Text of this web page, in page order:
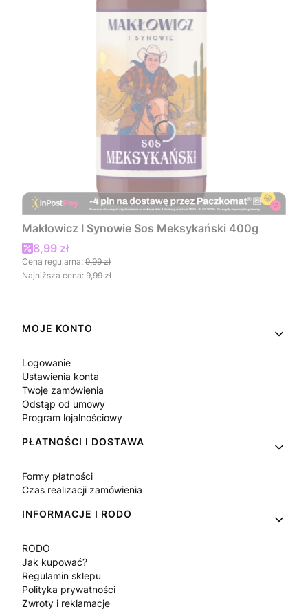
Makłowicz I Synowie Sos Meksykański 400g
Cena promocyjna
8,99 zł
Cena regularna: 9,99 zł
Najniższa cena: 9,99 zł
Linki w stopce
MOJE KONTO
Logowanie
Ustawienia konta
Twoje zamówienia
Odstąp od umowy
Program lojalnościowy
PŁATNOŚCI I DOSTAWA
Formy płatności
Czas realizacji zamówienia
INFORMACJE I RODO
RODO
Jak kupować?
Regulamin sklepu
Polityka prywatności
Zwroty i reklamacje